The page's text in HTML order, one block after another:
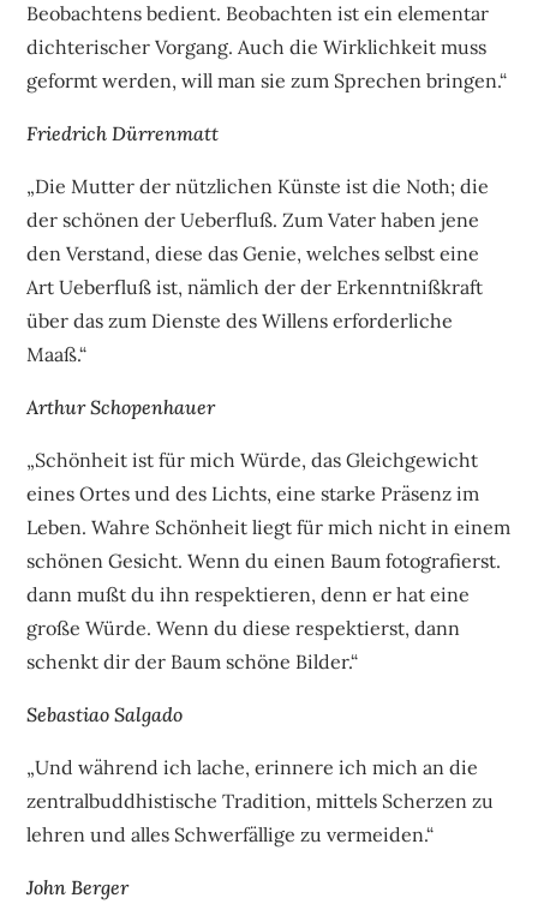
Beobachtens bedient. Beobachten ist ein elementar
dichterischer Vorgang. Auch die Wirklichkeit muss
geformt werden, will man sie zum Sprechen bringen.“
Friedrich Dürrenmatt
„Die Mutter der nützlichen Künste ist die Noth; die
der schönen der Ueberfluß. Zum Vater haben jene
den Verstand, diese das Genie, welches selbst eine
Art Ueberfluß ist, nämlich der der Erkenntnißkraft
über das zum Dienste des Willens erforderliche
Maaß.“
Arthur Schopenhauer
„Schönheit ist für mich Würde, das Gleichgewicht
eines Ortes und des Lichts, eine starke Präsenz im
Leben. Wahre Schönheit liegt für mich nicht in einem
schönen Gesicht. Wenn du einen Baum fotografierst.
dann mußt du ihn respektieren, denn er hat eine
große Würde. Wenn du diese respektierst, dann
schenkt dir der Baum schöne Bilder.“
Sebastiao Salgado
„Und während ich lache, erinnere ich mich an die
zentralbuddhistische Tradition, mittels Scherzen zu
lehren und alles Schwerfällige zu vermeiden.“
John Berger